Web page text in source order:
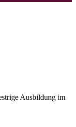
Ausbildung im